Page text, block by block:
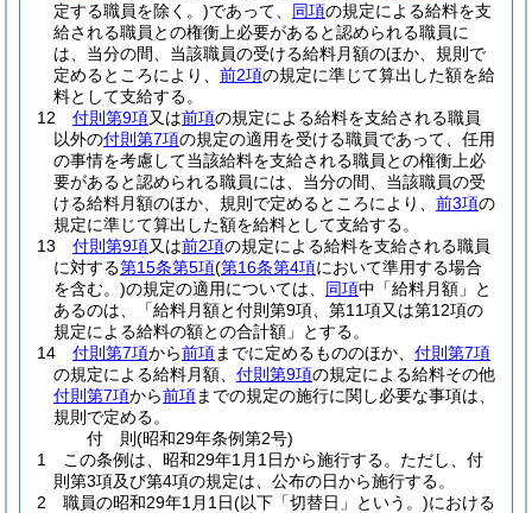
定する職員を除く。)であって、 同項の規定による給料を支
給される職員との権衡上必要があると認められる職員に
は、当分の間、当該職員の受ける給料月額のほか、規則で
定めるところにより、 前2項の規定に準じて算出した額を給
料として支給する。
12
付則第9項又は前項の規定による給料を支給される職員
以外の付則第7項の規定の適用を受ける職員であって、任用
の事情を考慮して当該給料を支給される職員との権衡上必
要があると認められる職員には、当分の間、当該職員の受
ける給料月額のほか、規則で定めるところにより、 前3項の
規定に準じて算出した額を給料として支給する。
13
付則第9項又は前2項の規定による給料を支給される職員
に対する第15条第5項(第16条第4項において準用する場合
を含む。)の規定の適用については、 同項中「給料月額」と
あるのは、「給料月額と付則第9項、第11項又は第12項の
規定による給料の額との合計額」とする。
14
付則第7項から前項までに定めるもののほか、 付則第7項
の規定による給料月額、 付則第9項の規定による給料その他
付則第7項から前項までの規定の施行に関し必要な事項は、
規則で定める。
付 則(昭和29年条例第2号)
1
この条例は、昭和29年1月1日から施行する。 ただし、付
則第3項及び第4項の規定は、公布の日から施行する。
2
職員の昭和29年1月1日(以下「切替日」という。)における